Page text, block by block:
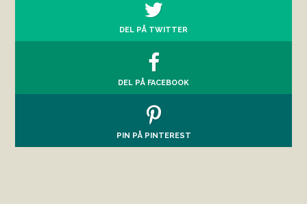
DEL PÅ TWITTER
DEL PÅ FACEBOOK
PIN PÅ PINTEREST